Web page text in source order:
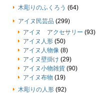
木彫りのふくろう (64)
アイヌ民芸品 (299)
アイヌ アクセサリー (93)
アイヌ人形 (50)
アイヌ人物像 (8)
アイヌ壁掛け (29)
アイヌ小物雑貨 (90)
アイヌ布物 (19)
木彫りの人形 (92)